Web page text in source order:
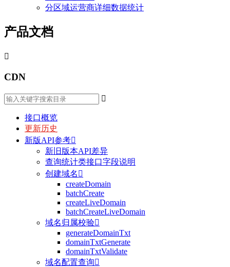
分区域运营商详细数据统计
产品文档

CDN

接口概览
更新历史
新版API参考
新旧版本API差异
查询统计类接口字段说明
创建域名 
createDomain
batchCreate
createLiveDomain
batchCreateLiveDomain
域名归属校验
generateDomainTxt
domainTxtGenerate
domainTxtValidate
域名配置查询